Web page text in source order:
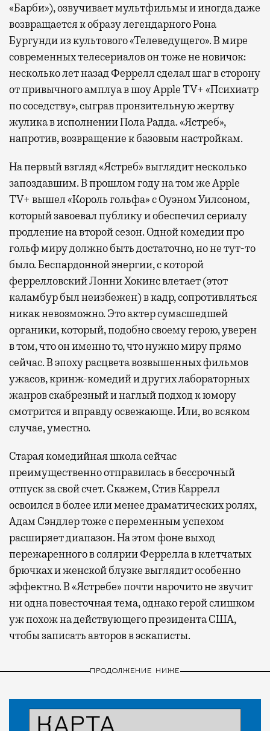
«Барби»), озвучивает мультфильмы и иногда даже
возвращается к образу легендарного Рона
Бургунди из культового «Телеведущего». В мире
современных телесериалов он тоже не новичок:
несколько лет назад Феррелл сделал шаг в сторону
от привычного амплуа в шоу Apple TV+ «Психиатр
по соседству», сыграв пронзительную жертву
жулика в исполнении Пола Радда. «Ястреб»,
напротив, возвращение к базовым настройкам.
На первый взгляд «Ястреб» выглядит несколько
запоздавшим. В прошлом году на том же Apple
TV+ вышел «Король гольфа» с Оуэном Уилсоном,
который завоевал публику и обеспечил сериалу
продление на второй сезон. Одной комедии про
гольф миру должно быть достаточно, но не тут-то
было. Беспардонной энергии, с которой
феррелловский Лонни Хокинс влетает (этот
каламбур был неизбежен) в кадр, сопротивляться
никак невозможно. Это актер сумасшедшей
органики, который, подобно своему герою, уверен
в том, что он именно то, что нужно миру прямо
сейчас. В эпоху расцвета возвышенных фильмов
ужасов, кринж-комедий и других лабораторных
жанров скабрезный и наглый подход к юмору
смотрится и вправду освежающе. Или, во всяком
случае, уместно.
Старая комедийная школа сейчас
преимущественно отправилась в бессрочный
отпуск за свой счет. Скажем, Стив Каррелл
освоился в более или менее драматических ролях,
Адам Сэндлер тоже с переменным успехом
расширяет диапазон. На этом фоне выход
пережаренного в солярии Феррелла в клетчатых
брючках и женской блузке выглядит особенно
эффектно. В «Ястребе» почти нарочито не звучит
ни одна повесточная тема, однако герой слишком
уж похож на действующего президента США,
чтобы записать авторов в эскаписты.
ПРОДОЛЖЕНИЕ НИЖЕ